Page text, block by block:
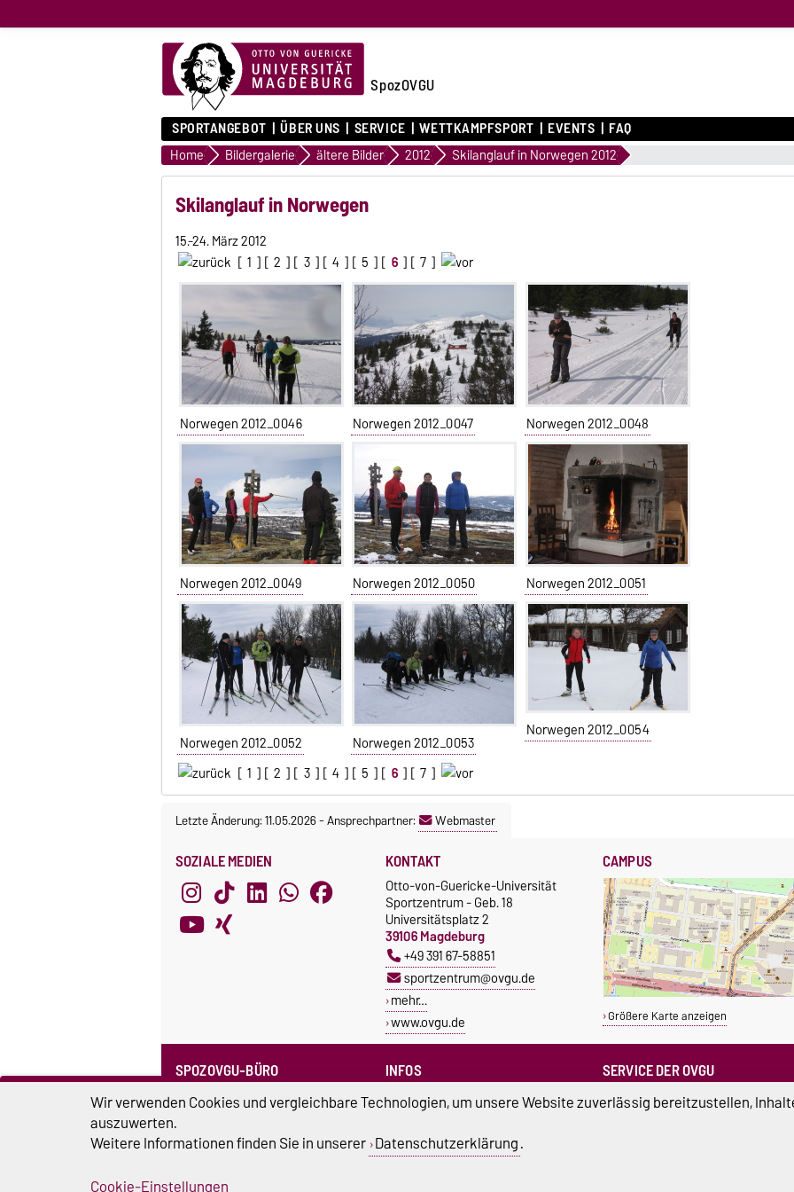
SpozOVGU
SPORTANGEBOT ÜBER UNS SERVICE WETTKAMPFSPORT EVENTS FAQ
Home Bildergalerie ältere Bilder 2012 Skilanglauf in Norwegen 2012
Skilanglauf in Norwegen
15.-24. März 2012
[ 1 ] [ 2 ] [ 3 ] [ 4 ] [ 5 ] [ 6 ] [ 7 ]
Norwegen 2012_0046 Norwegen 2012_0047 Norwegen 2012_0048
Norwegen 2012_0049 Norwegen 2012_0050 Norwegen 2012_0051
Norwegen 2012_0052 Norwegen 2012_0053
Norwegen 2012_0054
[ 1 ] [ 2 ] [ 3 ] [ 4 ] [ 5 ] [ 6 ] [ 7 ]
Letzte Änderung: 11.05.2026-Ansprechpartner: Webmaster
SOZIALE MEDIEN KONTAKT
Otto-von-Guericke-Universität
Sportzentrum - Geb. 18
Universitätsplatz 2
39106 Magdeburg
+49 391 67-58851
sportzentrum@ovgu.de
mehr…
www.ovgu.de
CAMPUS
Größere Karte anzeigen
SPOZOVGU-BÜRO
Sprechzeiten
INFOS
Campus Service Center
Studentenwerk
Studierendenrat
Sportreferent der Uni
SERVICE DER OVGU
Infopoint & Fundbüro
+49 391 67-54444
Wir verwenden Cookies und vergleichbare Technologien, um unsere Website zuverlässig bereitzustellen,
auszuwerten.
Weitere Informationen finden Sie in unserer Datenschutzerklärung.
Cookie-Einstellungen